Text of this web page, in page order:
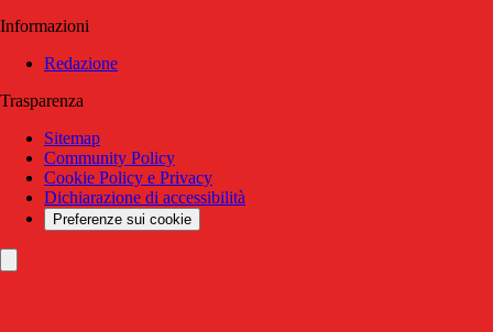
Informazioni
Redazione
Trasparenza
Sitemap
Community Policy
Cookie Policy e Privacy
Dichiarazione di accessibilità
Preferenze sui cookie